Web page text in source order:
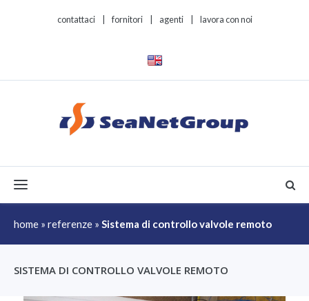
contattaci fornitori agenti lavora con noi
Toggle navigation
home » referenze » Sistema di controllo valvole remoto
SISTEMA DI CONTROLLO VALVOLE REMOTO